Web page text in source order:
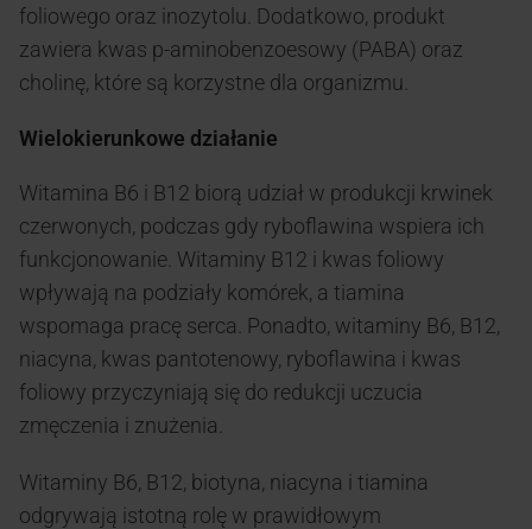
foliowego oraz inozytolu. Dodatkowo, produkt
zawiera kwas p-aminobenzoesowy (PABA) oraz
cholinę, które są korzystne dla organizmu.
Wielokierunkowe działanie
Witamina B6 i B12 biorą udział w produkcji krwinek
czerwonych, podczas gdy ryboflawina wspiera ich
funkcjonowanie. Witaminy B12 i kwas foliowy
wpływają na podziały komórek, a tiamina
wspomaga pracę serca. Ponadto, witaminy B6, B12,
niacyna, kwas pantotenowy, ryboflawina i kwas
foliowy przyczyniają się do redukcji uczucia
zmęczenia i znużenia.
Witaminy B6, B12, biotyna, niacyna i tiamina
odgrywają istotną rolę w prawidłowym